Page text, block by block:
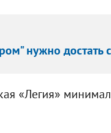
нужно
«Легия»